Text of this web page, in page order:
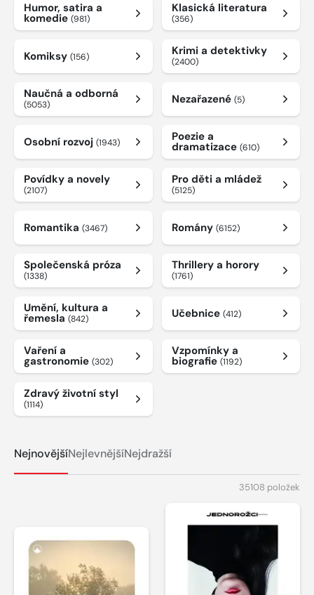
Humor, satira a
komedie (981)
Klasická literatura
(356)
Komiksy (156) Krimi a detektivky
(2400)
Naučná a odborná
(5053) Nezařazené (5)
Osobní rozvoj (1943) Poezie a
dramatizace (610)
Povídky a novely
(2107)
Pro děti a mládež
(5125)
Romantika (3467) Romány (6152)
Společenská próza
(1338)
Thrillery a horory
(1761)
Umění, kultura a
řemesla (842) Učebnice (412)
Vaření a
gastronomie (302)
Vzpomínky a
biografie (1192)
Zdravý životní styl
(1114)
NejnovějšíNejlevnějšíNejdražší
35108 položek